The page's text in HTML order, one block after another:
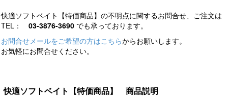
快適ソフトベイト【特価商品】の不明点に関するお問合せ、ご注文は
TEL： 03-3876-3690 でも承っております。
お問合せメールをご希望の方はこちらからお願いします。
お気軽にお問合せください。
快適ソフトベイト【特価商品】 商品説明